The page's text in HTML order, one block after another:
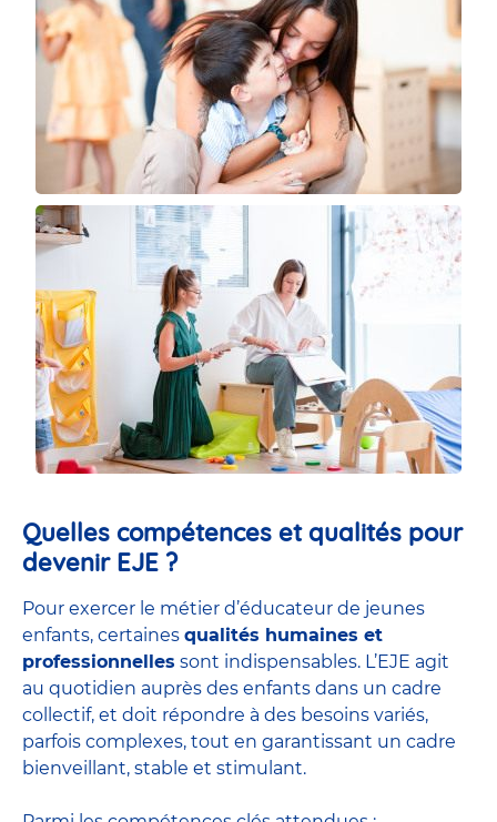
Quelles compétences et qualités pour
devenir EJE ?
Pour exercer le métier d’éducateur de jeunes
enfants, certaines qualités humaines et
professionnelles sont indispensables. L’EJE agit
au quotidien auprès des enfants dans un cadre
collectif, et doit répondre à des besoins variés,
parfois complexes, tout en garantissant un cadre
bienveillant, stable et stimulant.